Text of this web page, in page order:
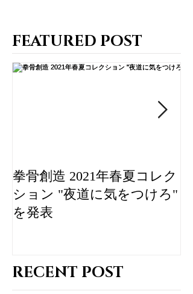
FEATURED POST
拳骨創造 2021年春夏コレク
ション "夜道に気をつけろ"
を発表
RECENT POST